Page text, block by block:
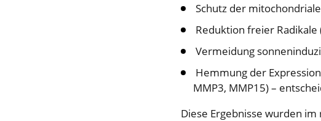
Schutz der
Reduktion freier Radikale
Vermeidung
Hemmung der
MMP3, MMP15) –
Diese Ergebnisse wurden